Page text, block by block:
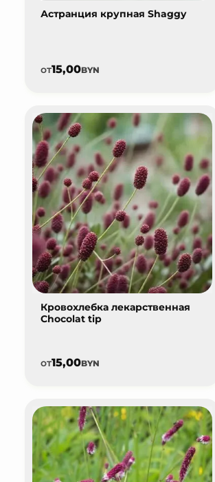
Астранция крупная Shaggy
от15,00BYN
Кровохлебка лекарственная
Chocolat tip
от15,00BYN